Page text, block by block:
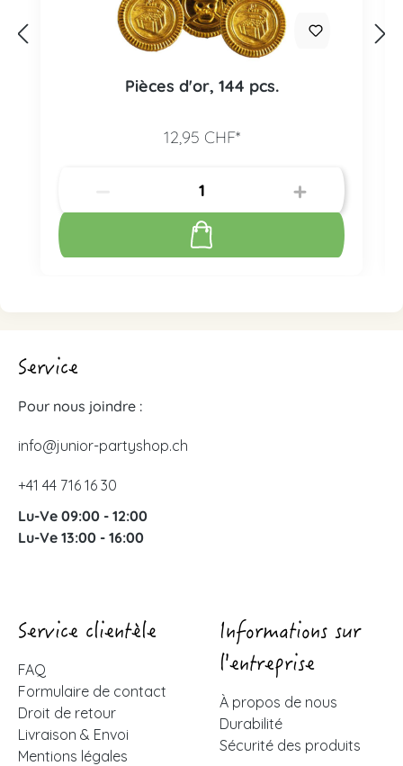
Pièces d'or, 144 pcs.
12,95 CHF*
Service
Pour nous joindre :
info@junior-partyshop.ch
+41 44 716 16 30
Lu-Ve 09:00 - 12:00
Lu-Ve 13:00 - 16:00
Service clientèle
FAQ
Formulaire de contact
Droit de retour
Livraison & Envoi
Mentions légales
Informations sur
l'entreprise
À propos de nous
Durabilité
Sécurité des produits